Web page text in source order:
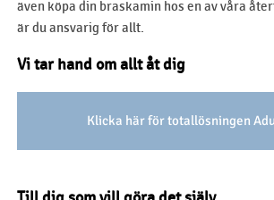
även köpa din braskamin hos en av våra
är du ansvarig för allt.
Vi tar hand om allt åt dig
Klicka här för totallösningen